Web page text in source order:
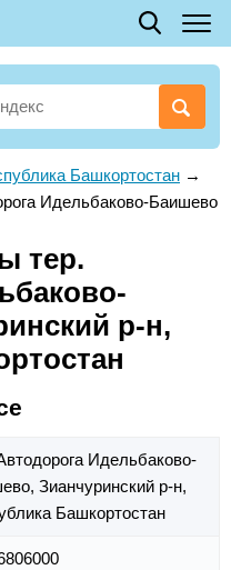
Башкортостан →
Идельбаково-Баишево
тер.
р-н,
Идельбаково-
Зианчуринский р-н,
Башкортостан